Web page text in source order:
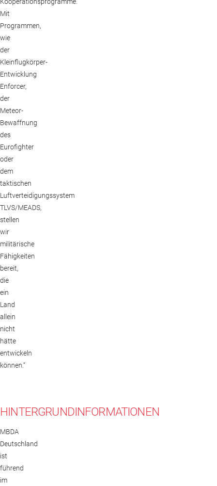
Mit
Programmen,
wie
der
Kleinflugkörper-
Entwicklung
Enforcer,
der
Meteor-
Bewaffnung
des
Eurofighter
oder
dem
taktischen
Luftverteidigungssystem
TLVS/MEADS,
stellen
wir
militärische
Fähigkeiten
bereit,
die
ein
Land
allein
nicht
hätte
entwickeln
können.“
HINTERGRUNDINFORMATIONEN
MBDA
Deutschland
ist
führend
im